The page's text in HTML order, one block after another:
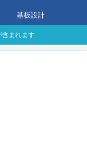
基板設計
まれます